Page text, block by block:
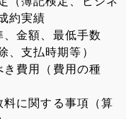
約実績
金額、最低手数
支払時期等）
費用（費用の種
に関する事項（算